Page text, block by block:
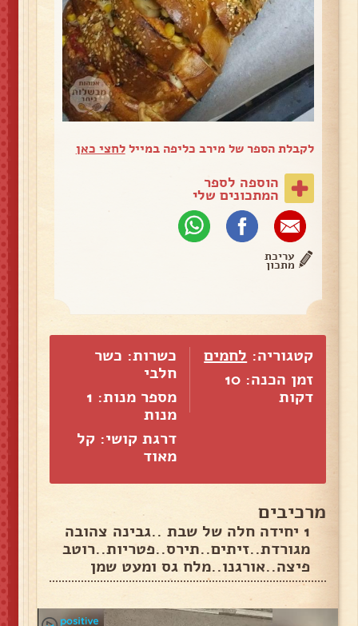
לקבלת הספר של מירב כליפה במייללחצי כאן
הוספה לספר
המתכונים שלי
עריכת
מתכון
קטגוריה: לחמים
זמן הכנה: 10
דקות
כשרות: כשר
חלבי
מספר מנות: 1
מנות
דרגת קושי: קל
מאוד
מרכיבים
1 יחידה חלה של שבת ..גבינה צהובה
מגורדת..זיתים..תירס..פטריות..רוטב
פיצה..אורגנו..מלח גס ומעט שמן